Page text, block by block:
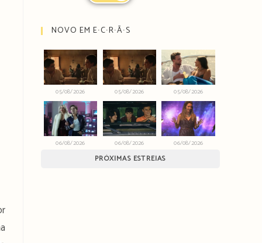
NOVO EM E∙C∙R∙Ã∙S
05/08/2026 05/08/2026 05/08/2026
06/08/2026 06/08/2026 06/08/2026
PRÓXIMAS ESTREIAS